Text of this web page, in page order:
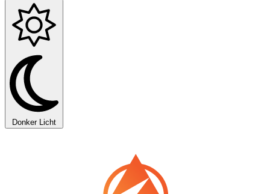
Donker Licht